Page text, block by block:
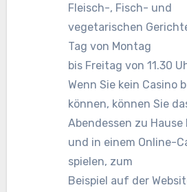
Fleisch-, Fisch- und
vegetarischen
Tag von Montag
bis Freitag von 11.30
Wenn Sie kein Casino
können, können Sie
Abendessen zu Hause
und in einem Online-
spielen, zum
Beispiel auf der